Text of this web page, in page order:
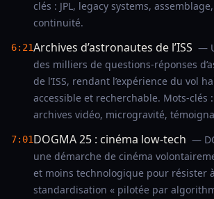
clés : JPL, legacy systems,
continuité.
6:21Archives d’astronautes de l’ISS —
des milliers de questions-réponses
de l’ISS, rendant l’expérience du vol
accessible et recherchable. Mots-clés
archives vidéo, microgravité,
7:01DOGMA 25 : cinéma low-tech —
une démarche de cinéma
et moins technologique pour résister
standardisation « pilotée par